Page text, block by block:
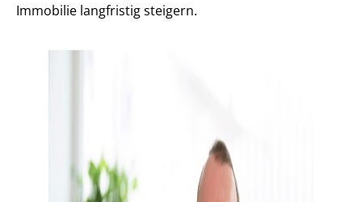
Immobilie langfristig steigern.